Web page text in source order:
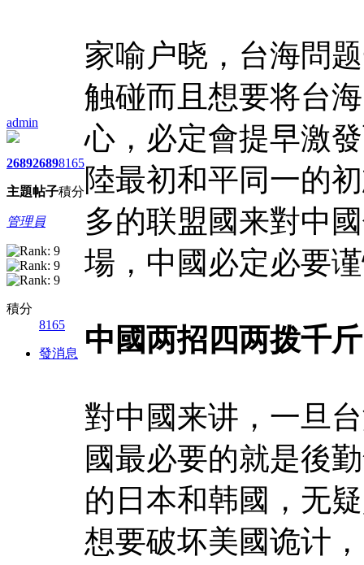
admin
2689
主題
2689
帖子
8165
積分
管理員
積分
8165
發消息
家喻户晓，台海問
触碰而且想要将台
心，必定會提早激
陸最初和平同一的
多的联盟國来對中
場，中國必定必要
中國两招四两拨千斤
對中國来讲，一旦
國最必要的就是後
的日本和韩國，无
想要破坏美國诡计